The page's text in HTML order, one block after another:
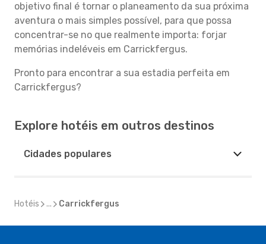
objetivo final é tornar o planeamento da sua próxima
aventura o mais simples possível, para que possa
concentrar-se no que realmente importa: forjar
memórias indeléveis em Carrickfergus.
Pronto para encontrar a sua estadia perfeita em
Carrickfergus?
Explore hotéis em outros destinos
Cidades populares
Hotéis ... Carrickfergus